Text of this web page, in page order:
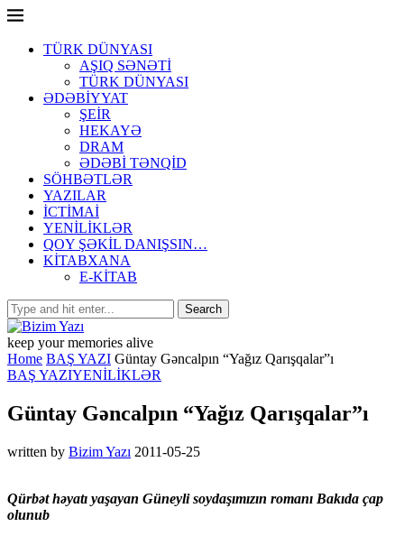
TÜRK DÜNYASI
AŞIQ SƏNƏTİ
TÜRK DÜNYASI
ƏDƏBİYYAT
ŞEİR
HEKAYƏ
DRAM
ƏDƏBİ TƏNQİD
SÖHBƏTLƏR
YAZILAR
İCTİMAİ
YENİLİKLƏR
QOY ŞƏKİL DANIŞSIN…
KİTABXANA
E-KİTAB
keep your memories alive
Home BAŞ YAZI Güntay Gəncalpın “Yağız Qarışqalar”ı
BAŞ YAZIYENİLİKLƏR
Güntay Gəncalpın “Yağız Qarışqalar”ı
written by Bizim Yazı 2011-05-25
Qürbət həyatı yaşayan Güneyli soydaşımızın romanı Bakıda çap
olunub